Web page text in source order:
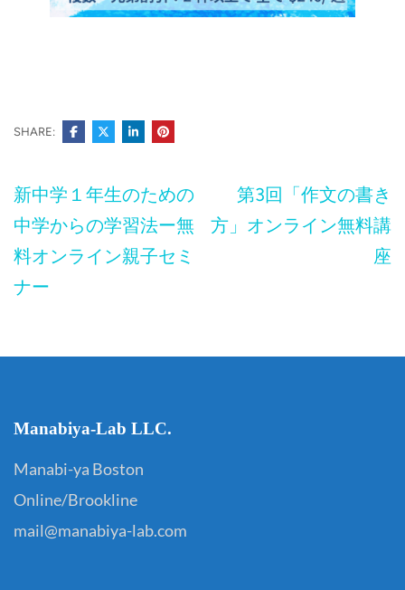
SHARE:
投
稿
ナ
ビ
ン
新中学１年生のための
中学からの学習法ー無
料オンライン親子セミ
ナー
第3回「作文の書き
方」オンライン無料講
座
Manabiya-Lab LLC.
Manabi-ya Boston
Online/Brookline
mail@manabiya-lab.com